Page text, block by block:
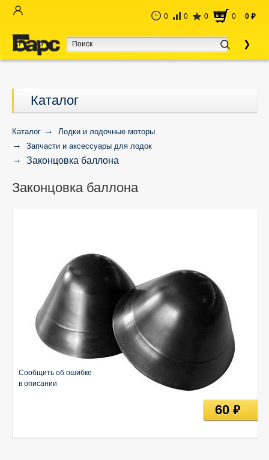
0 0 0 0 0 руб
Каталог
Каталог
Лодки и лодочные моторы
Запчасти и аксессуары для лодок
Законцовка баллона
Законцовка баллона
Сообщить об ошибке
в описании
60руб